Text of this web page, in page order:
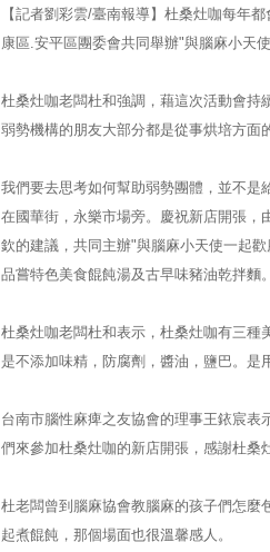
【記者劉彩雲/臺南報導】杜桑灶咖每年
康區.安平區團委會共同舉辦"與腦麻小天
杜桑灶咖老闆杜和強調，藉這次活動會持
弱勢機構的朋友大部分都是從事烘培方面
我們要去思考如何幫助弱勢團體，並不是
在國華街，永樂市場旁。慶祝新店開張，
欽的建議，共同主辦"與腦麻小天使一起
品嘗特色美食餛飩湯及古早味豬油乾拌麵。
杜桑灶咖老闆杜和表示，杜桑灶咖有三種
是不添加味精，防腐劑，醬油，鹽巴。是
台南市腦性麻痺之友協會的理事王銥宸
們來參加杜桑灶咖的新店開張，感謝杜桑
杜老闆曾到腦麻協會教腦麻的孩子們怎麼
起煮餛飩，那個場面也很溫馨感人。